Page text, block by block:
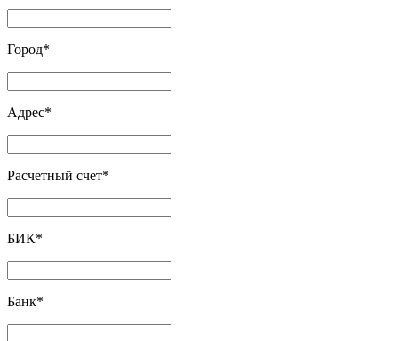
Город*
Адрес*
Расчетный счет*
БИК*
Банк*